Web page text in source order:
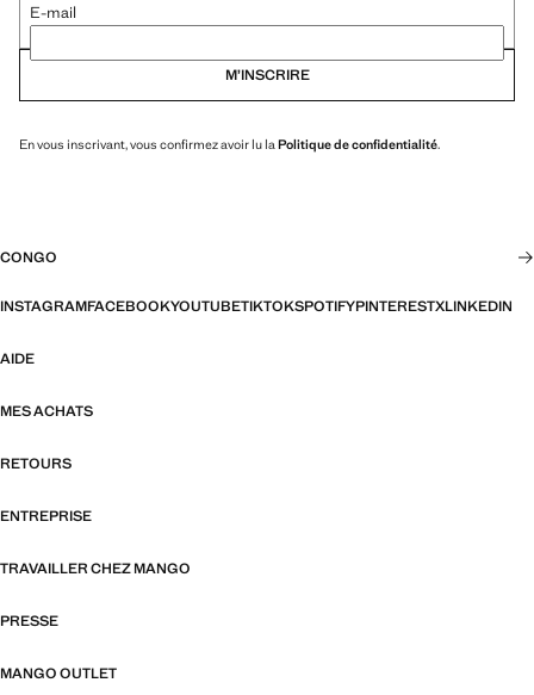
E-mail
M’INSCRIRE
En vous inscrivant, vous confirmez avoir lu la Politique de confidentialité.
CONGO
INSTAGRAMFACEBOOKYOUTUBETIKTOKSPOTIFYPINTERESTXLINKEDIN
AIDE
MES ACHATS
RETOURS
ENTREPRISE
TRAVAILLER CHEZ MANGO
PRESSE
MANGO OUTLET